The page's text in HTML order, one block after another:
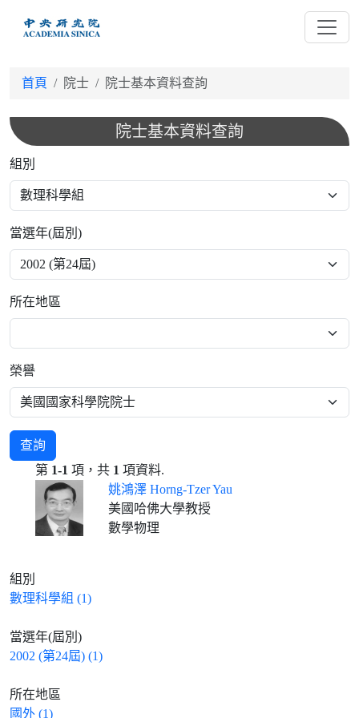
首頁 院士 院士基本資料查詢
院士基本資料查詢
組別
當選年(屆別)
所在地區
榮譽
查詢
第 1-1 項，共 1 項資料.
姚鴻澤 Horng-Tzer Yau
美國哈佛大學教授
數學物理
組別
數理科學組 (1)
當選年(屆別)
2002 (第24屆) (1)
所在地區
國外 (1)